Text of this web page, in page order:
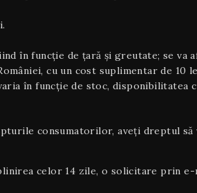
în funcție de țară și greutate; se va
cu un cost suplimentar de 10
în funcție de stoc, disponibilitatea
consumatorilor, aveți dreptul
celor 14 zile, o solicitare prin